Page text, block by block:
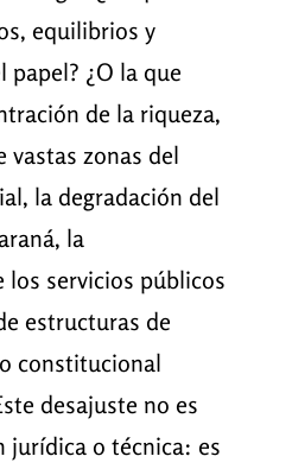
equilibrios y
papel? ¿O la que
de la riqueza,
vastas zonas del
la degradación del
la
los servicios públicos
estructuras de
constitucional
desajuste no es
jurídica o técnica: es